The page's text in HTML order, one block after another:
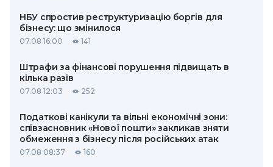
НБУ спростив реструктуризацію боргів для
бізнесу: що змінилося
07.08 16:00 141
Штрафи за фінансові порушення підвищать в
кілька разів
07.08 12:03 252
Податкові канікули та вільні економічні зони:
співзасновник «Нової пошти» закликав зняти
обмеження з бізнесу після російських атак
07.08 08:37 160